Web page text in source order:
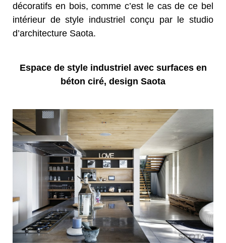
décoratifs en bois, comme c’est le cas de ce bel
intérieur de style industriel conçu par le studio
d’architecture Saota.
Espace de style industriel avec surfaces en
béton ciré, design Saota